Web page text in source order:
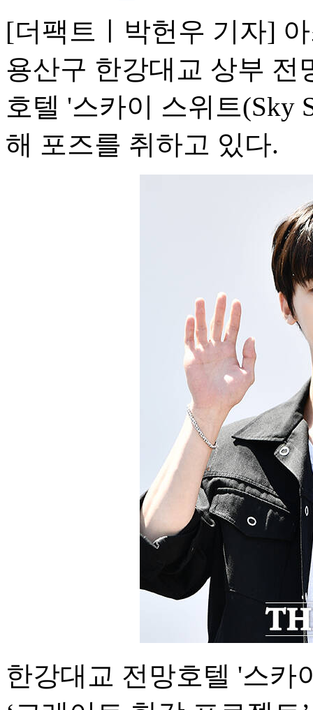
[더팩트ㅣ박헌우 기자]
용산구 한강대교 상부 전
호텔 '스카이 스위트(Sky
해 포즈를 취하고 있다.
한강대교 전망호텔 '스카